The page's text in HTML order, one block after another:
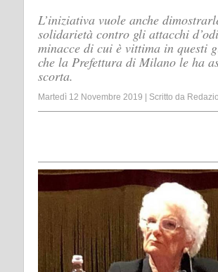
L’iniziativa vuole anche
solidarietà contro gli attacchi
minacce di cui è vittima in questi
che la Prefettura di Milano le ha
scorta.
Martedì 12 Novembre 2019 Scritto da